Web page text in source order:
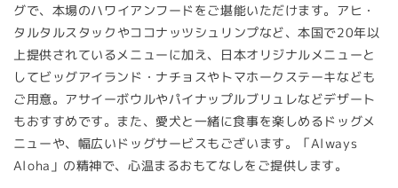
グで、本場のハワイアンフードをご堪能いただけます。アヒ・
タルタルスタックやココナッツシュリンプなど、本国で20年以
上提供されているメニューに加え、日本オリジナルメニューと
してビッグアイランド・ナチョスやトマホークステーキなども
ご用意。アサイーボウルやパイナップルブリュレなどデザート
もおすすめです。また、愛犬と一緒に食事を楽しめるドッグメ
ニューや、幅広いドッグサービスもございます。「Always
Aloha」の精神で、心温まるおもてなしをご提供します。